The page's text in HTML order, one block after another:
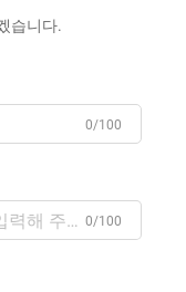
습니다.
0/100
0/100